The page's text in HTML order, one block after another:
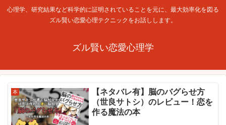
心理学、研究結果など科学的に証明されていることを元に、最大効率化を図る
ズル賢い恋愛心理テクニックをお話しします。
ズル賢い恋愛心理学
本
【ネタバレ有】脳のバグらせ方
（世良サトシ）のレビュー！恋を
作る魔法の本